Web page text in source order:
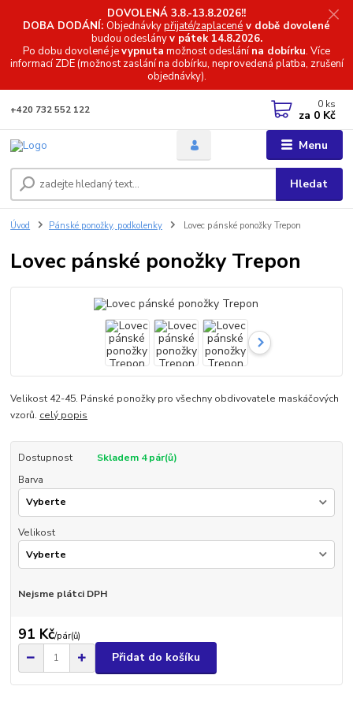
DOVOLENÁ 3.8.-13.8.2026!!
DOBA DODÁNÍ: Objednávkypřijaté/zaplacené v době dovolené
budou odeslányv pátek 14.8.2026.
Po dobu dovolené jevypnuta možnost odeslánína dobírku. Více
informacíZDE (možnost zaslání na dobírku, neprovedená platba, zrušení
objednávky).
Menu
Hledat
+420 732 552 122 0 ks
za 0 Kč
Úvod Pánské ponožky, podkolenky Lovec pánské ponožky Trepon
Lovec pánské ponožky Trepon
Velikost 42-45. Pánské ponožky pro všechny obdivovatele maskáčových
vzorů. celý popis
Dostupnost
Skladem 4 pár(ů)
Barva
Velikost
Nejsme plátci DPH
91 Kč/pár(ů)
Přidat do košíku